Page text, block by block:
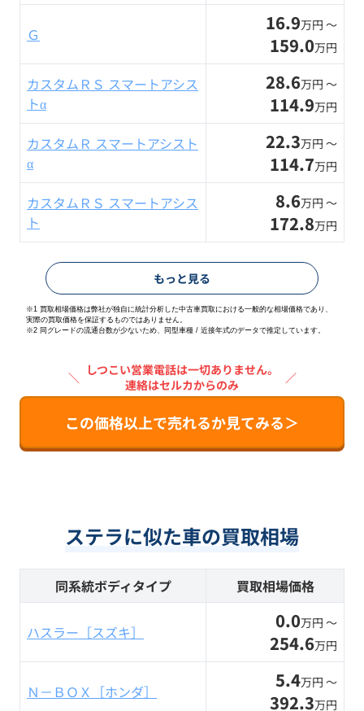
Ｇ 16.9万円 〜
159.0万円
カスタムＲＳ スマートアシス
トα
28.6万円 〜
114.9万円
カスタムＲ スマートアシスト
α
22.3万円 〜
114.7万円
カスタムＲＳ スマートアシス
ト
8.6万円 〜
172.8万円
もっと見る
※1 買取相場価格は弊社が独自に統計分析した中古車買取における一般的な相場価格であり、
実際の買取価格を保証するものではありません。
※2 同グレードの流通台数が少ないため、同型車種 / 近接年式のデータで推定しています。
＼
しつこい営業電話は一切ありません。
連絡はセルカからのみ
／
この価格以上で売れるか見てみる＞
ステラに似た車の買取相場
同系統ボディタイプ 買取相場価格
ハスラー［スズキ］ 0.0万円 〜
254.6万円
Ｎ－ＢＯＸ［ホンダ］ 5.4万円 〜
392.3万円